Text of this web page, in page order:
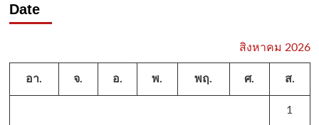
Date
สิงหาคม 2026
อา. จ. อ. พ. พฤ. ศ. ส.
1